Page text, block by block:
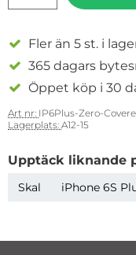
Fler än 5 st. i
365 dagars
Öppet köp i 30
Art nr: IP6Plus-Zero-
Lagerplats: A12-15
Upptäck liknande
Skal iPhone 6S